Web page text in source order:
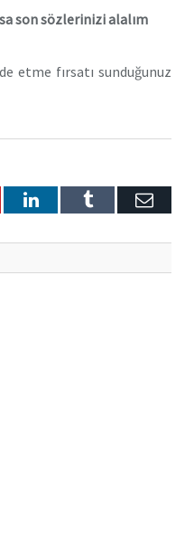
son sözlerinizi alalım
etme fırsatı sunduğunuz
LinkedInTumblr E-